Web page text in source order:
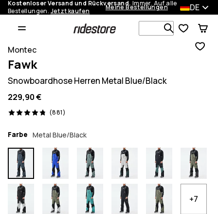
Kostenloser Versand und Rückversand. Immer. Auf alle
Bestellungen. Jetzt kaufen Meine Bestellungen DE
Montec
Fawk
Snowboardhose Herren Metal Blue/Black
229,90 €
(881)
881 Reviews, 4.8/5
Farbe Metal Blue/Black
+7